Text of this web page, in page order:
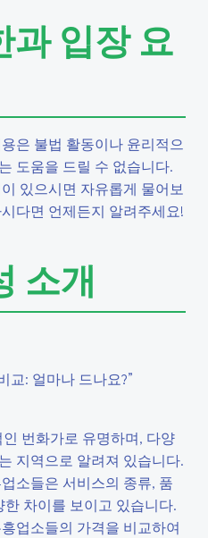
과 입장 요
은 불법 활동이나 윤리적으
도움을 드릴 수 없습니다.
있으시면 자유롭게 물어보
다면 언제든지 알려주세요!
소개
교: 얼마나 드나요?”
번화가로 유명하며, 다양
지역으로 알려져 있습니다.
소들은 서비스의 종류, 품
차이를 보이고 있습니다.
업소들의 가격을 비교하여